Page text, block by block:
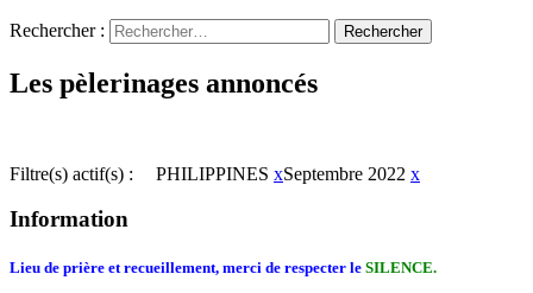
Rechercher :
Les pèlerinages annoncés
Filtre(s) actif(s) : PHILIPPINES xSeptembre 2022 x
Information
Lieu de prière et recueillement, merci de respecter le SILENCE.